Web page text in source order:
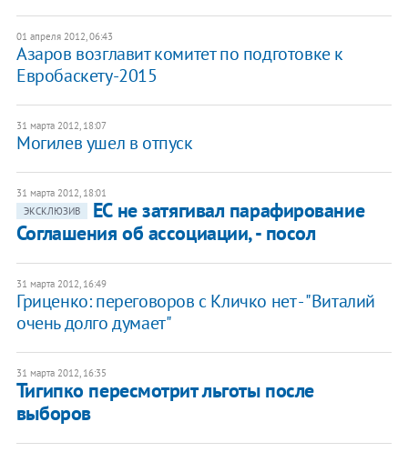
01 апреля 2012, 06:43
Азаров возглавит комитет по подготовке к
Евробаскету-2015
31 марта 2012, 18:07
Могилев ушел в отпуск
31 марта 2012, 18:01
ЭКСКЛЮЗИВ
​ЕС не затягивал парафирование
Соглашения об ассоциации, - посол
31 марта 2012, 16:49
Гриценко: переговоров с Кличко нет - "Виталий
очень долго думает"
31 марта 2012, 16:35
Тигипко пересмотрит льготы после
выборов